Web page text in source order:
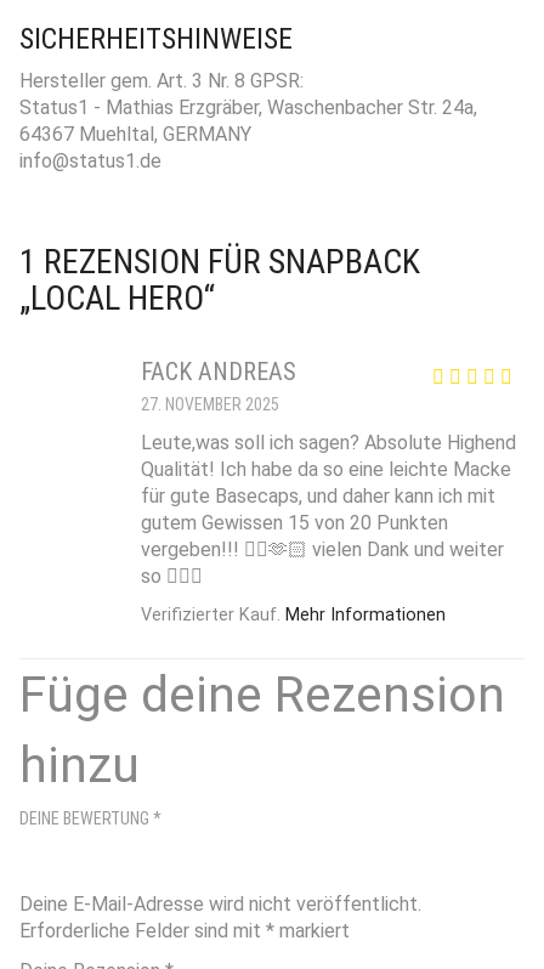
SICHERHEITSHINWEISE
Hersteller gem. Art. 3 Nr. 8 GPSR:
Status1 - Mathias Erzgräber, Waschenbacher Str. 24a,
64367 Muehltal, GERMANY
info@status1.de
1 REZENSION FÜR SNAPBACK
„LOCAL HERO“
FACK ANDREAS
27. NOVEMBER 2025
Leute,was soll ich sagen? Absolute Highend
Qualität! Ich habe da so eine leichte Macke
für gute Basecaps, und daher kann ich mit
gutem Gewissen 15 von 20 Punkten
vergeben!!! 👍🏻🫶🏻 vielen Dank und weiter
so 🙋🏻‍♂️
Verifizierter Kauf. Mehr Informationen
Füge deine Rezension
hinzu
Deine E-Mail-Adresse wird nicht veröffentlicht.
Erforderliche Felder sind mit * markiert
DEINE BEWERTUNG *